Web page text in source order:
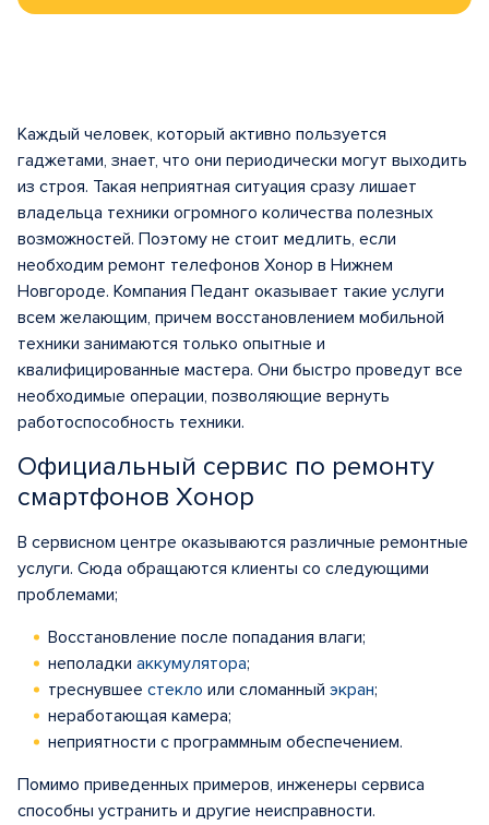
Каждый человек, который активно пользуется
гаджетами, знает, что они периодически могут выходить
из строя. Такая неприятная ситуация сразу лишает
владельца техники огромного количества полезных
возможностей. Поэтому не стоит медлить, если
необходим ремонт телефонов Хонор в Нижнем
Новгороде. Компания Педант оказывает такие услуги
всем желающим, причем восстановлением мобильной
техники занимаются только опытные и
квалифицированные мастера. Они быстро проведут все
необходимые операции, позволяющие вернуть
работоспособность техники.
Официальный сервис по ремонту
смартфонов Хонор
В сервисном центре оказываются различные ремонтные
услуги. Сюда обращаются клиенты со следующими
проблемами;
Восстановление после попадания влаги;
неполадки аккумулятора;
треснувшее стекло или сломанный экран;
неработающая камера;
неприятности с программным обеспечением.
Помимо приведенных примеров, инженеры сервиса
способны устранить и другие неисправности.